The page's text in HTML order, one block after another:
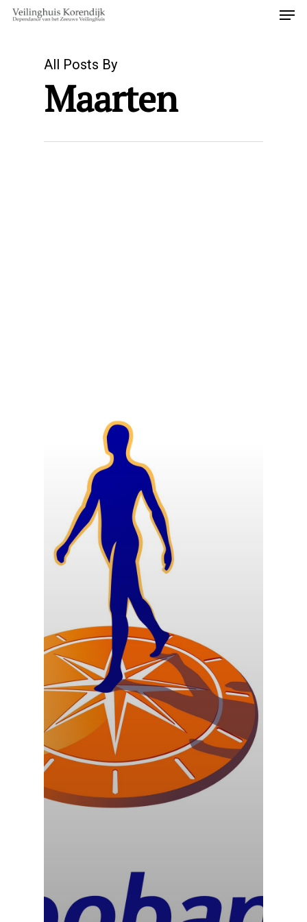
All Posts By
Maarten